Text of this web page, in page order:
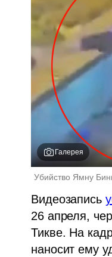
Галерея
Убийство Ямну
Видеозапись
26 апреля,
Тикве. На
наносит ему